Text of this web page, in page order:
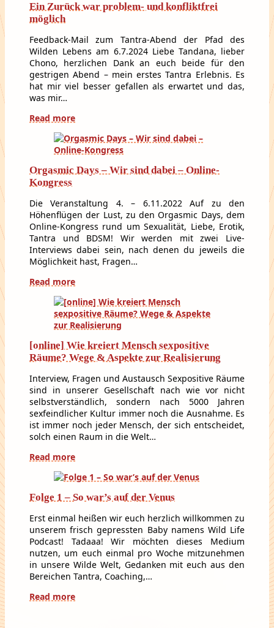
Ein Zurück war problem- und konfliktfrei
möglich
Feedback-Mail zum Tantra-Abend der Pfad des
Wilden Lebens am 6.7.2024 Liebe Tandana, lieber
Chono, herzlichen Dank an euch beide für den
gestrigen Abend – mein erstes Tantra Erlebnis. Es
hat mir viel besser gefallen als erwartet und das,
was mir…
Read more
Orgasmic Days – Wir sind dabei – Online-
Kongress
Die Veranstaltung 4. – 6.11.2022 Auf zu den
Höhenflügen der Lust, zu den Orgasmic Days, dem
Online-Kongress rund um Sexualität, Liebe, Erotik,
Tantra und BDSM! Wir werden mit zwei Live-
Interviews dabei sein, nach denen du jeweils die
Möglichkeit hast, Fragen…
Read more
[online] Wie kreiert Mensch sexpositive
Räume? Wege & Aspekte zur Realisierung
Interview, Fragen und Austausch Sexpositive Räume
sind in unserer Gesellschaft nach wie vor nicht
selbstverständlich, sondern nach 5000 Jahren
sexfeindlicher Kultur immer noch die Ausnahme. Es
ist immer noch jeder Mensch, der sich entscheidet,
solch einen Raum in die Welt…
Read more
Folge 1 – So war’s auf der Venus
Erst einmal heißen wir euch herzlich willkommen zu
unserem frisch gepressten Baby namens Wild Life
Podcast! Tadaaa! Wir möchten dieses Medium
nutzen, um euch einmal pro Woche mitzunehmen
in unsere Wilde Welt, Gedanken mit euch aus den
Bereichen Tantra, Coaching,…
Read more